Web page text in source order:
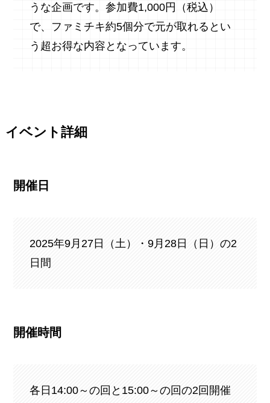
うな企画です。参加費1,000円（税込）
で、ファミチキ約5個分で元が取れるとい
う超お得な内容となっています。
イベント詳細
開催日
2025年9月27日（土）・9月28日（日）の2
日間
開催時間
各日14:00～の回と15:00～の回の2回開催